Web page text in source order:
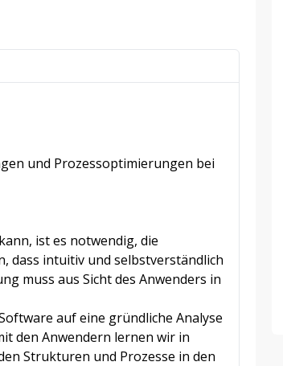
und Prozessoptimierungen bei
ist es notwendig, die
dass intuitiv und selbstverständlich
muss aus Sicht des Anwenders in
auf eine gründliche Analyse
den Anwendern lernen wir in
Strukturen und Prozesse in den